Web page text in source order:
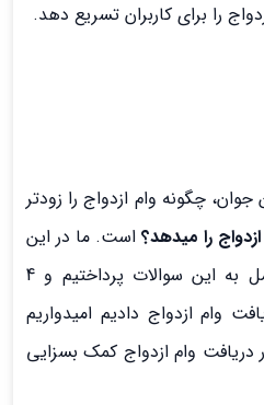
را برای کاربران تسریع دهد.
چگونه وام ازدواج را زودتر
را میدهد؟ است. ما در این
مطلب از ساد24 به طور کامل به این سوالات پرداختیم و 4
وام ازدواج دادیم امیدواریم
وام ازدواج کمک بسزایی